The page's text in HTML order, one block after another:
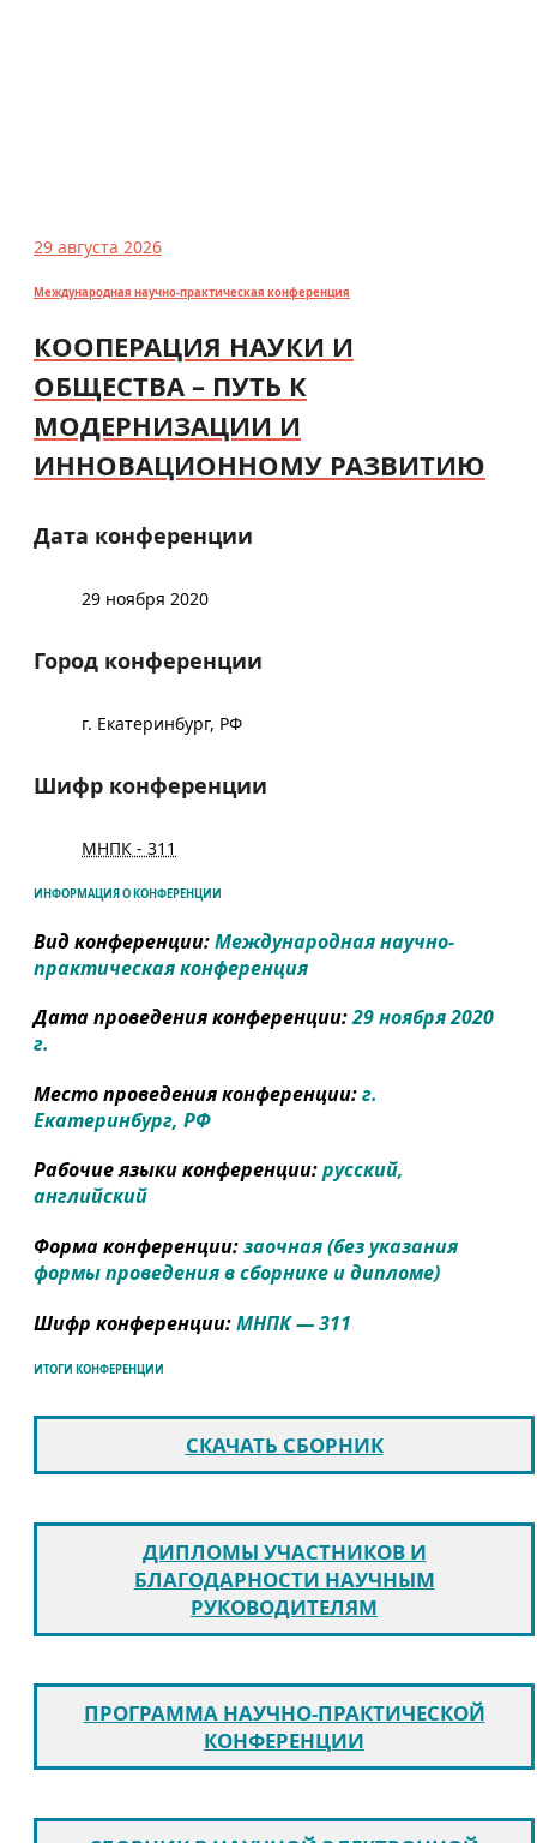
29 августа 2026
Международная научно-практическая конференция
КООПЕРАЦИЯ НАУКИ И
ОБЩЕСТВА – ПУТЬ К
МОДЕРНИЗАЦИИ И
ИННОВАЦИОННОМУ РАЗВИТИЮ
Дата конференции
29 ноября 2020
Город конференции
г. Екатеринбург, РФ
Шифр конференции
МНПК - 311
ИНФОРМАЦИЯ О КОНФЕРЕНЦИИ
Вид конференции:Международная научно-
практическая конференция
Дата проведения конференции:29 ноября 2020
г.
Место проведения конференции:г.
Екатеринбург, РФ
Рабочие языки конференции:русский,
английский
Форма конференции:заочная (без указания
формы проведения в сборнике и дипломе)
Шифр конференции:МНПК — 311
ИТОГИ КОНФЕРЕНЦИИ
СКАЧАТЬ СБОРНИК
ДИПЛОМЫ УЧАСТНИКОВ И
БЛАГОДАРНОСТИ НАУЧНЫМ
РУКОВОДИТЕЛЯМ
ПРОГРАММА НАУЧНО-ПРАКТИЧЕСКОЙ
КОНФЕРЕНЦИИ